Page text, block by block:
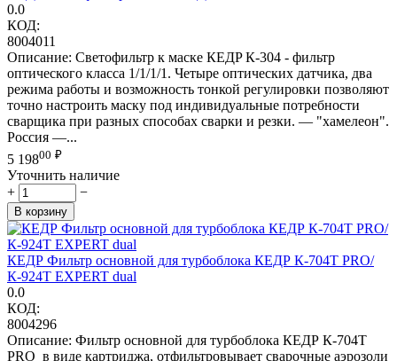
0.0
КОД:
8004011
Описание: Светофильтр к маске КЕДP К-304 - фильтр
оптического класса 1/1/1/1. Четыре оптических датчика, два
режима работы и возможность тонкой регулировки позволяют
точно настроить маску под индивидуальные потребности
сварщика при разных способах сварки и резки. — "хамелеон".
Россия —...
5 19800 ₽
Уточнить наличие
+
−
В корзину
КЕДР Фильтр основной для турбоблока КЕДР К-704Т PRO/
К-924T EXPERT dual
0.0
КОД:
8004296
Описание: Фильтр основной для турбоблока КЕДР К-704Т
PRO в виде картриджа, отфильтровывает сварочные аэрозоли